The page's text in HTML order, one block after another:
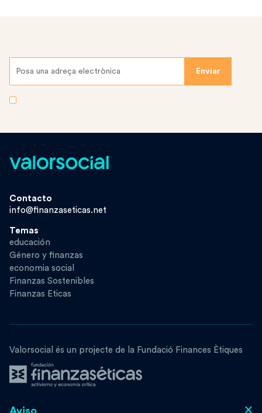
Contacto
info@finanzaseticas.net
Temas
educación
Género y finanzas
economia social
Finanzas Sostenibles
Finanzas Eticas
Valorsocial és un projecte de la Fundació Finances Ètiques
Segueix-nos ×
Aviso